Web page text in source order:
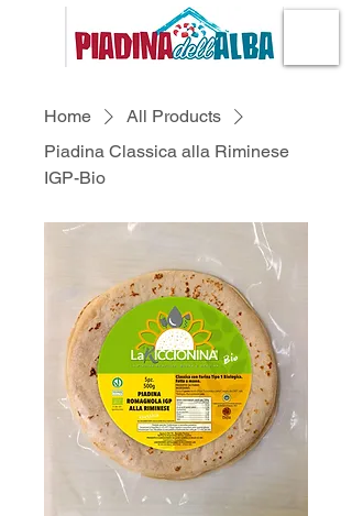
Home
All Products
Piadina Classica alla Riminese
IGP-Bio